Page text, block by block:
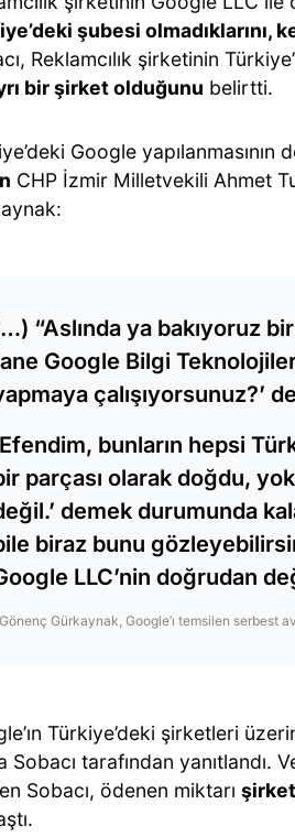
şubesi
Reklamcılık şirketinin
bir şirket olduğunu belirtti.
Google yapılanmasının
CHP İzmir Milletvekili Ahmet
“Aslında ya bakıyoruz
Google Bilgi
çalışıyorsunuz?’
bunların hepsi
parçası olarak doğdu,
demek durumunda
biraz bunu
LLC’nin doğrudan
Gürkaynak, Google’ı temsilen serbest
Türkiye’deki şirketleri
Sobacı tarafından yanıtlandı.
Sobacı, ödenen miktarı şirket